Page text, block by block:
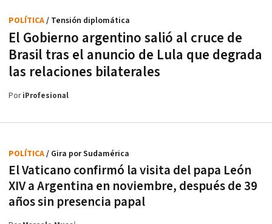
El Gobierno argentino salió al cruce de
Brasil tras el anuncio de Lula que degrada
las relaciones bilaterales
POLÍTICA/ Tensión diplomática
PoriProfesional
El Vaticano confirmó la visita del papa León
XIV a Argentina en noviembre, después de 39
años sin presencia papal
POLÍTICA/ Gira por Sudamérica